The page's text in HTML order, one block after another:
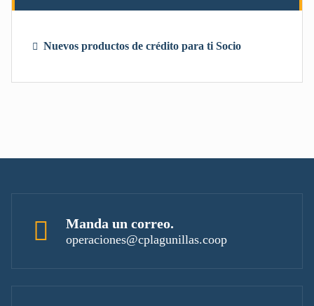
Nuevos productos de crédito para ti Socio
Manda un correo.
operaciones@cplagunillas.coop